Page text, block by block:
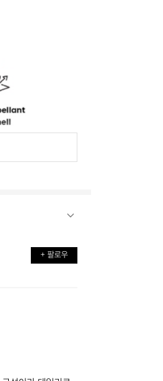
+ 팔로우